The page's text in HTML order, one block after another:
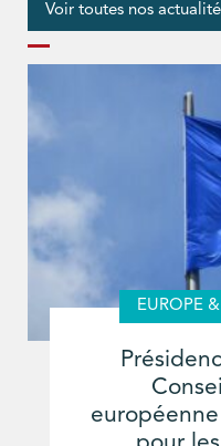
Voir toutes nos
EUROPE